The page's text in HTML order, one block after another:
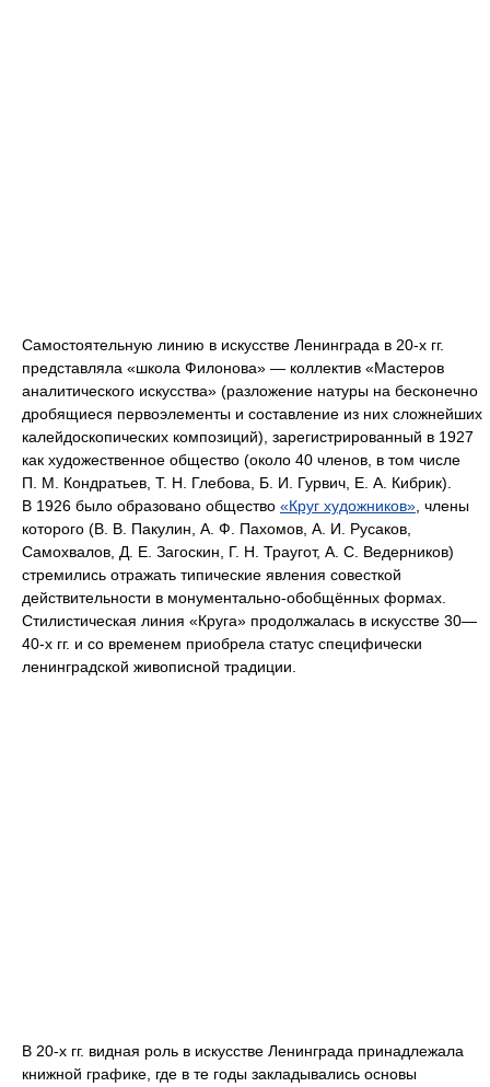
Самостоятельную линию в искусстве Ленинграда в 20-х гг.
представляла «школа Филонова» — коллектив «Мастеров
аналитического искусства» (разложение натуры на бесконечно
дробящиеся первоэлементы и составление из них сложнейших
калейдоскопических композиций), зарегистрированный в 1927
как художественное общество (около 40 членов, в том числе
П. М. Кондратьев, Т. Н. Глебова, Б. И. Гурвич, Е. А. Кибрик).
В 1926 было образовано общество «Круг художников» , члены
которого (В. В. Пакулин, А. Ф. Пахомов, А. И. Русаков,
Самохвалов, Д. Е. Загоскин, Г. Н. Траугот, А. С. Ведерников)
стремились отражать типические явления совесткой
действительности в монументально-обобщённых формах.
Стилистическая линия «Круга» продолжалась в искусстве 30—
40-х гг. и со временем приобрела статус специфически
ленинградской живописной традиции.
В 20-х гг. видная роль в искусстве Ленинграда принадлежала
книжной графике, где в те годы закладывались основы